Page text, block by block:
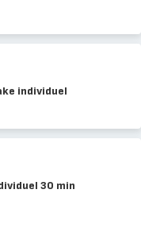
individuel
30 min